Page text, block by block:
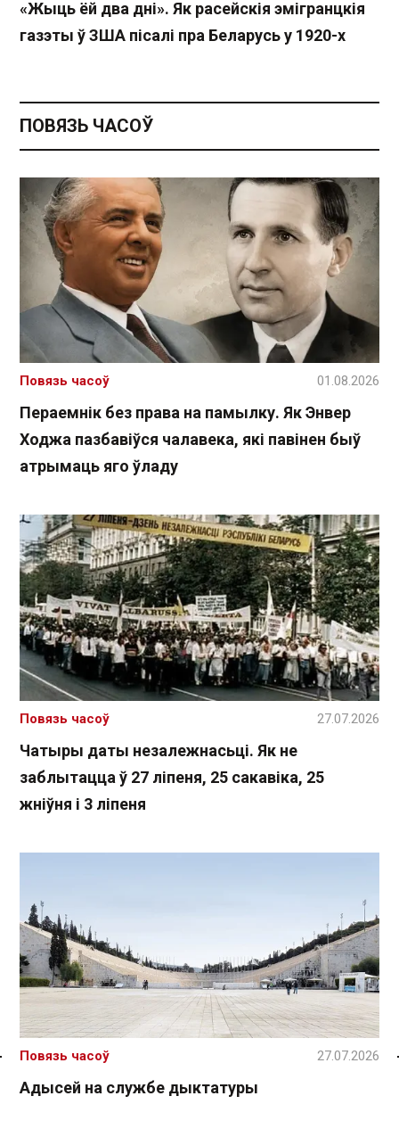
«Жыць ёй два дні». Як расейскія эмігранцкія
газэты ў ЗША пісалі пра Беларусь у 1920-х
ПОВЯЗЬ ЧАСОЎ
Пераемнік без права на памылку. Як Энвер
Ходжа пазбавіўся чалавека, які павінен быў
атрымаць яго ўладу
Повязь часоў 01.08.2026
Чатыры даты незалежнасьці. Як не
заблытацца ў 27 ліпеня, 25 сакавіка, 25
жніўня і 3 ліпеня
Повязь часоў 27.07.2026
Адысей на службе дыктатуры
Повязь часоў 27.07.2026